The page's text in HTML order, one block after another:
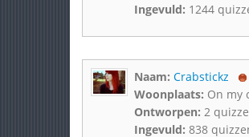
Ingevuld: 1244
Naam: Crabstickz
Woonplaats: On my
Ontworpen: 2
Ingevuld: 838